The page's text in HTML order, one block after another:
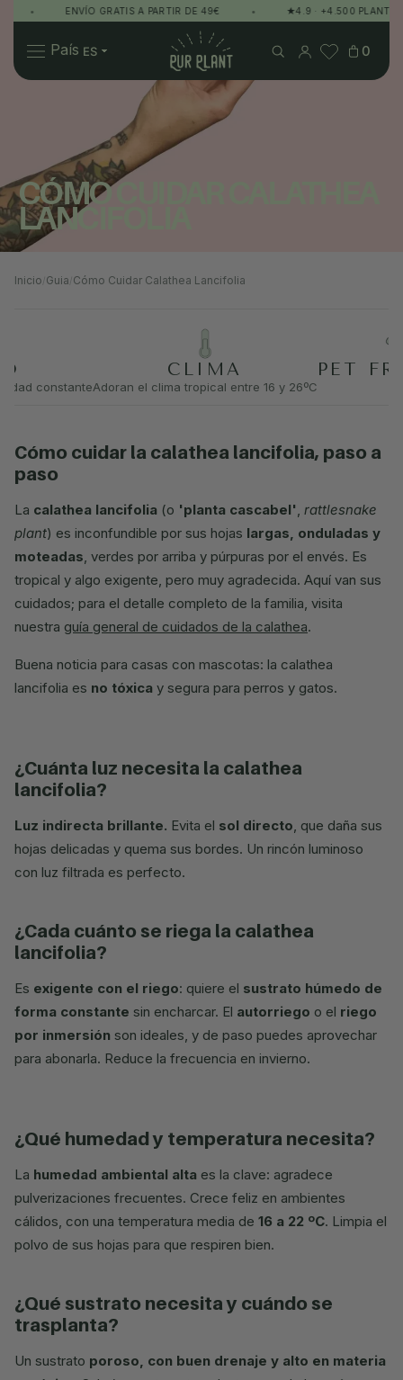
ENVÍO GRATIS A PARTIR DE 49€ ★4.9 · +4.500 PLANT
País
Pur Plant
0
RegalosSobre Pur Plant
CÓMO CUIDAR CALATHEA
LANCIFOLIA
Inicio Guia Cómo Cuidar Calathea Lancifolia
constante
CLIMA
Adoran el clima tropical entre 16 y 26ºC
PET
cómo cuidar la calathea lancifolia, paso a
paso
La calathea lancifolia (o 'planta cascabel', rattlesnake
plant) es inconfundible por sus hojas largas, onduladas y
moteadas, verdes por arriba y púrpuras por el envés. Es
tropical y algo exigente, pero muy agradecida. Aquí van sus
cuidados; para el detalle completo de la familia, visita
nuestra guía general de cuidados de la calathea.
Buena noticia para casas con mascotas: la calathea
lancifolia es no tóxica y segura para perros y gatos.
¿cuánta luz necesita la calathea
lancifolia?
Luz indirecta brillante. Evita el sol directo, que daña sus
hojas delicadas y quema sus bordes. Un rincón luminoso
con luz filtrada es perfecto.
¿cada cuánto se riega la calathea
lancifolia?
Es exigente con el riego: quiere el sustrato húmedo de
forma constante sin encharcar. El autorriego o el riego
por inmersión son ideales, y de paso puedes aprovechar
para abonarla. Reduce la frecuencia en invierno.
¿qué humedad y temperatura necesita?
La humedad ambiental alta es la clave: agradece
pulverizaciones frecuentes. Crece feliz en ambientes
cálidos, con una temperatura media de 16 a 22 ºC. Limpia el
polvo de sus hojas para que respiren bien.
¿qué sustrato necesita y cuándo se
trasplanta?
Un sustrato poroso, con buen drenaje y alto en materia